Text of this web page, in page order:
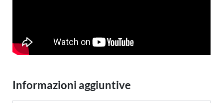
Informazioni aggiuntive